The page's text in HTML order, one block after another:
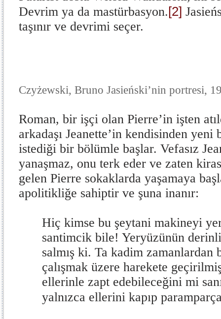
Devrim ya da mastürbasyon.[2]
taşınır ve devrimi seçer.
Czyżewski, Bruno Jasieński’nin portresi,
Roman, bir işçi olan Pierre’in işten
arkadaşı Jeanette’in kendisinden yeni
istediği bir bölümle başlar. Vefasız
yanaşmaz, onu terk eder ve zaten
gelen Pierre sokaklarda yaşamaya
apolitikliğe sahiptir ve şuna inanır:
Hiç kimse bu şeytani makineyi
santimcik bile! Yeryüzünün
salmış ki. Ta kadim zamanlardan
çalışmak üzere harekete
ellerinle zapt edebileceğini mi
yalnızca ellerini kapıp